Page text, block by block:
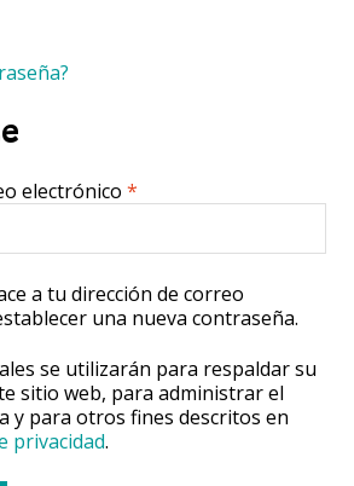
electrónico *Obligatorio
a tu dirección de correo
una nueva contraseña.
se utilizarán para respaldar su
sitio web, para administrar el
y para otros fines descritos en
privacidad.